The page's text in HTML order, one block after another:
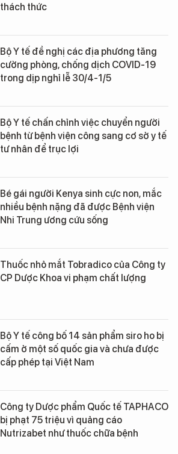
thách thức
Bộ Y tế đề nghị các địa phương tăng
cường phòng, chống dịch COVID-19
trong dịp nghỉ lễ 30/4-1/5
Bộ Y tế chấn chỉnh việc chuyển người
bệnh từ bệnh viện công sang cơ sở y tế
tư nhân để trục lợi
Bé gái người Kenya sinh cực non, mắc
nhiều bệnh nặng đã được Bệnh viện
Nhi Trung ương cứu sống
Thuốc nhỏ mắt Tobradico của Công ty
CP Dược Khoa vi phạm chất lượng
Bộ Y tế công bố 14 sản phẩm siro ho bị
cấm ở một số quốc gia và chưa được
cấp phép tại Việt Nam
Công ty Dược phẩm Quốc tế TAPHACO
bị phạt 75 triệu vì quảng cáo
Nutrizabet như thuốc chữa bệnh